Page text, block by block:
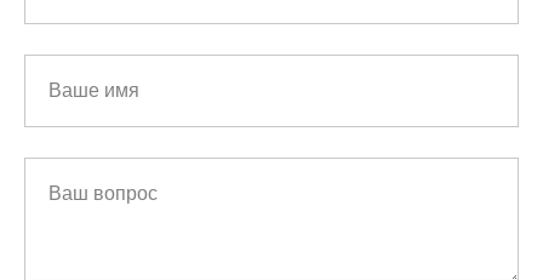
Ваше имя
Ваш вопрос